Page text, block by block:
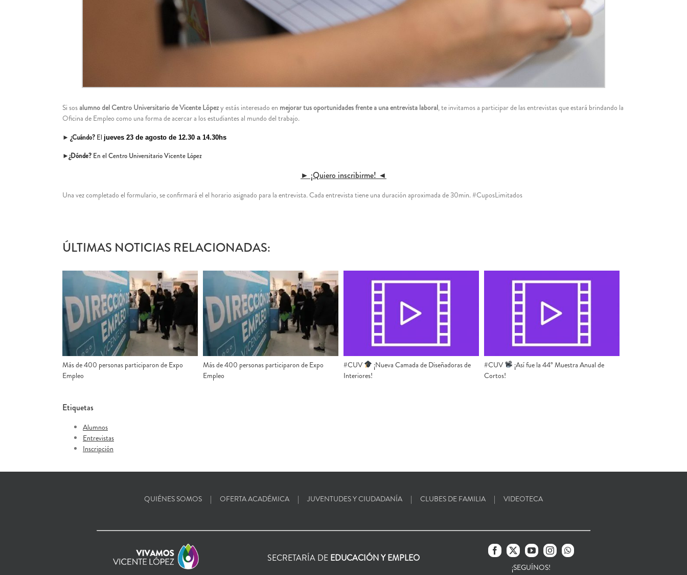
Si sos alumno del Centro Universitario de Vicente Lópezy estás interesado en mejorar tus oportunidades frente a una entrevista laboral, te invitamos a participar de las entrevistas que estará brindando la
Oficina de Empleo como una forma de acercar a los estudiantes al mundo del trabajo.
►¿Cuándo? El jueves 23 de agosto de 12.30 a 14.30hs
►¿Dónde? En el Centro Universitario Vicente López
► ¡Quiero inscribirme! ◄
Una vez completado el formulario, se confirmará el el horario asignado para la entrevista. Cada entrevista tiene una duración aproximada de 30min. #CuposLimitados
ÚLTIMAS NOTICIAS RELACIONADAS:
Más de 400 personas participaron de Expo
Empleo
Más de 400 personas participaron de Expo
Empleo
#CUV ​
​​ ¡Nueva Camada de Diseñadoras de
Interiores!
#CUV ​
​ ¡Así fue la 44° Muestra Anual de
Cortos!
Etiquetas
Alumnos
Entrevistas
Inscripción
QUIÉNES SOMOS OFERTA ACADÉMICA JUVENTUDES Y CIUDADANÍA CLUBES DE FAMILIA VIDEOTECA
SECRETARÍA DE EDUCACIÓN Y EMPLEO
¡SEGUÍNOS!